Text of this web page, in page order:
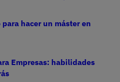
hacer un máster en
Empresas: habilidades